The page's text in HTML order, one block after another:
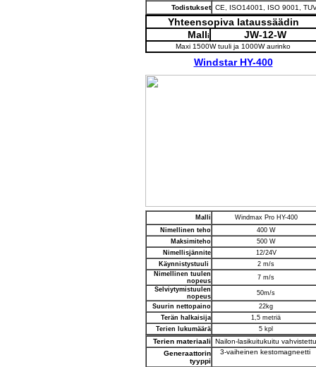
Todistukset CE, ISO14001, ISO 9001,
Yhteensopiva lataussäädin
Malli JW-12-W
Maxi 1500W tuuli ja 1000W aurinko
Windstar HY-400
Malli
Windmax Pro HY-400
Nimellinen teho
400 W
Maksimiteho
500 W
Nimellisjännite
12/24V
Käynnistystuuli
2 m/s
Nimellinen tuulen
nopeus
7 m/s
Selviytymistuulen
nopeus
50m/s
Suurin nettopaino
22kg
Terän halkaisija
1,5 metriä
Terien lukumäärä
5 kpl
Terien materiaali
Nailon-lasikuitukuitu vahvistettu
Generaattorin
tyyppi
3-vaiheinen kestomagneetti